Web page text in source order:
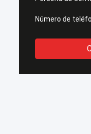
Número de